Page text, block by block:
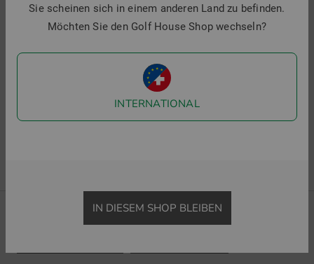
45,95 €
in: Einheitsgröße
5 Artikel gefunden
Sie scheinen sich in einem anderen Land zu befinden.
Möchten Sie den Golf House Shop wechseln?
INTERNATIONAL
IN DIESEM SHOP BLEIBEN